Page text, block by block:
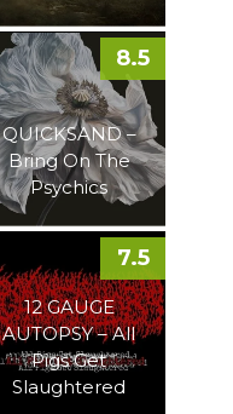
QUICKSAND –
Bring On The
Psychics
8.5
12 GAUGE
AUTOPSY – All
Pigs Get
Slaughtered
7.5